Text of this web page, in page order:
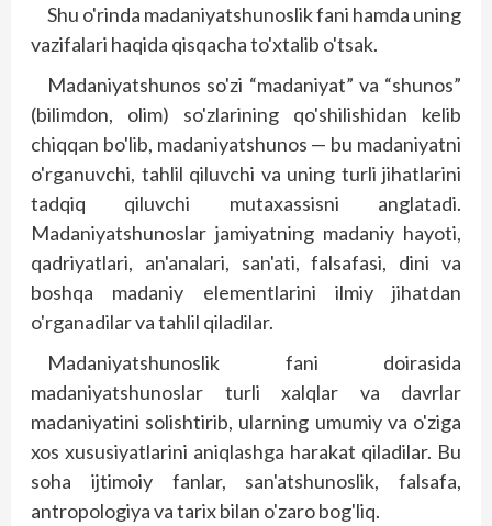
Shu o'rinda madaniyatshunoslik fani hamda uning
vazifalari haqida qisqacha to'xtalib o'tsak.
Madaniyatshunos so'zi “madaniyat” va “shunos”
(bilimdon, olim) so'zlarining qo'shilishidan kelib
chiqqan bo'lib, madaniyatshunos — bu madaniyatni
o'rganuvchi, tahlil qiluvchi va uning turli jihatlarini
tadqiq qiluvchi mutaxassisni anglatadi.
Madaniyatshunoslar jamiyatning madaniy hayoti,
qadriyatlari, an'analari, san'ati, falsafasi, dini va
boshqa madaniy elementlarini ilmiy jihatdan
o'rganadilar va tahlil qiladilar.
Madaniyatshunoslik fani doirasida
madaniyatshunoslar turli xalqlar va davrlar
madaniyatini solishtirib, ularning umumiy va o'ziga
xos xususiyatlarini aniqlashga harakat qiladilar. Bu
soha ijtimoiy fanlar, san'atshunoslik, falsafa,
antropologiya va tarix bilan o'zaro bog'liq.